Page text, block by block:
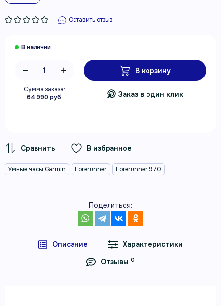
Оставить отзыв
Сумма заказа:
64 990 руб.
В корзину
Заказ в один клик
В избранное
Умные часы Garmin Forerunner Forerunner 970
Поделиться:
Описание
Характеристики
Отзывы 0